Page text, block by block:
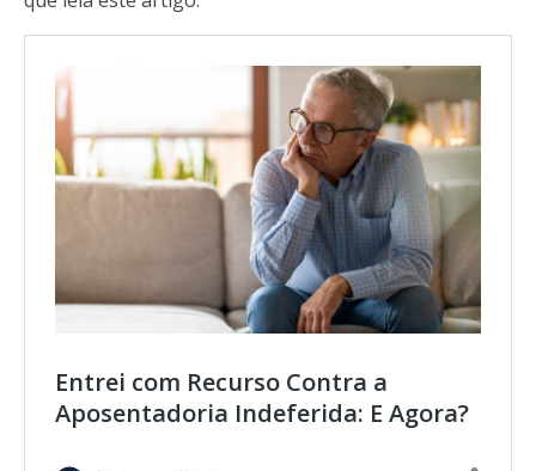
Entrei com Recurso Contra a
Aposentadoria Indeferida: E Agora?